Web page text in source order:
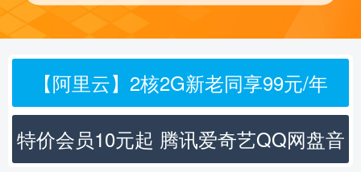
【阿里云】2核2G新老同享99元/年
特价会员10元起 腾讯爱奇艺QQ网盘音